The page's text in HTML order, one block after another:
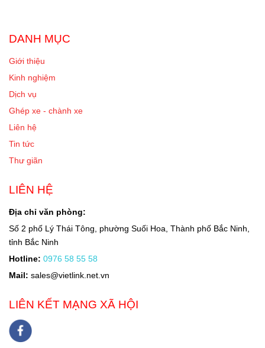
DANH MỤC
Giới thiệu
Kinh nghiệm
Dịch vụ
Ghép xe - chành xe
Liên hệ
Tin tức
Thư giãn
LIÊN HỆ
Địa chỉ văn phòng:
Số 2 phố Lý Thái Tông, phường Suối Hoa, Thành phố Bắc Ninh,
tỉnh Bắc Ninh
Hotline: 0976 58 55 58
Mail: sales@vietlink.net.vn
LIÊN KẾT MẠNG XÃ HỘI